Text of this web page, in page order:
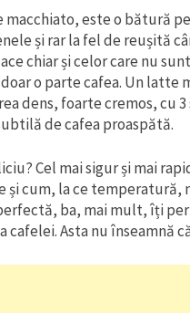
este o bătură
și rar la fel de reușită
chiar și celor care nu
o parte cafea. Un latte
dens, foarte cremos, cu
de cafea proaspătă.
Cel mai sigur și mai
și cum, la ce temperatură,
ba, mai mult, îți
cafelei. Asta nu înseamnă